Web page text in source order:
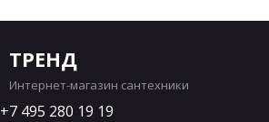
ТРЕНД
Интернет-магазин сантехники
7 495 280 19 19